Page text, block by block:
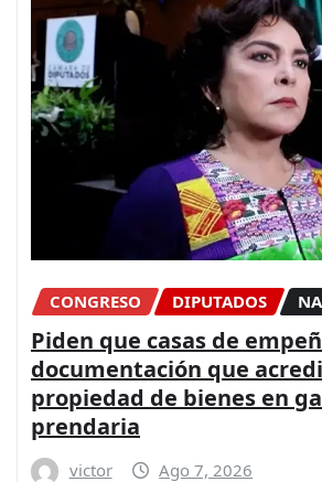
CONGRESO DIPUTADOS
Piden que casas de
documentación que
propiedad de bienes en
prendaria
victor Ago 7, 2026